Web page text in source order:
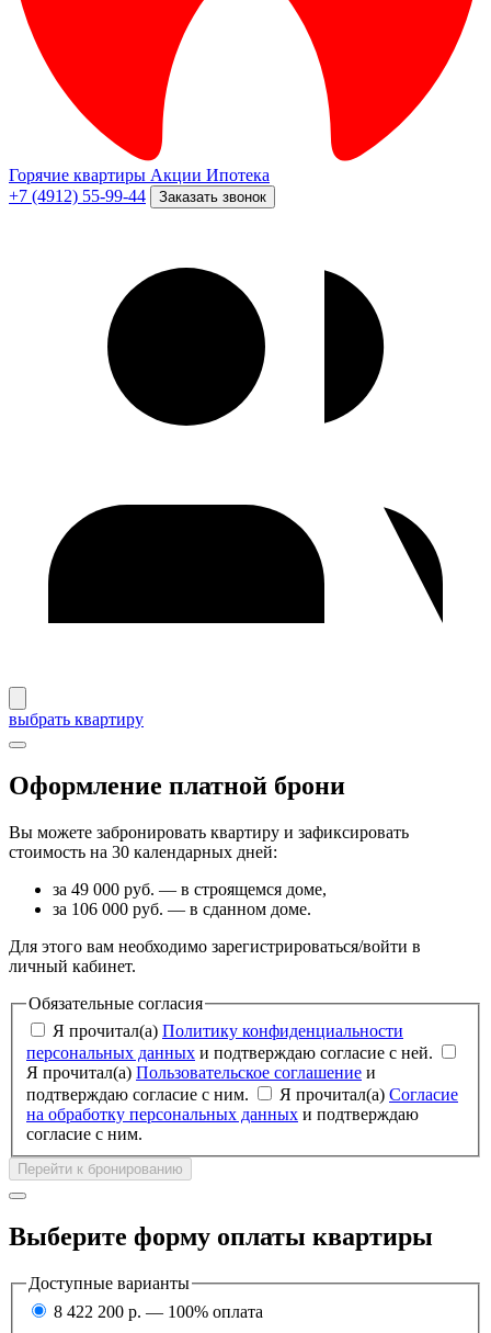
Горячие квартиры Акции Ипотека
+7 (4912) 55-99-44
Заказать звонок
выбрать квартиру
Оформление платной брони
Вы можете забронировать квартиру и зафиксировать
стоимость на 30 календарных дней:
за 49 000 руб. — в строящемся доме,
за 106 000 руб. — в сданном доме.
Для этого вам необходимо зарегистрироваться/войти в
личный кабинет.
Обязательные согласия
Я прочитал(а) Политику конфиденциальности
персональных данных и подтверждаю согласие с ней.
Я прочитал(а) Пользовательское соглашение
подтверждаю согласие с ним.
Я прочитал(а) Согласие
на обработку персональных данных
согласие с ним.
Перейти к бронированию
Выберите форму оплаты квартиры
Доступные варианты
8 422 200 р. — 100% оплата